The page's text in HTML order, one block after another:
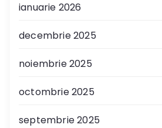
ianuarie 2026
decembrie 2025
noiembrie 2025
octombrie 2025
septembrie 2025